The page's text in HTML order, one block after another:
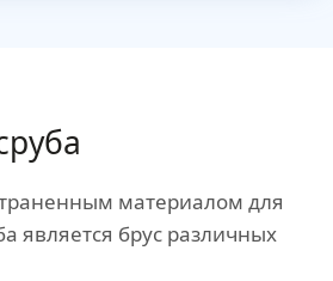
материалом для
является брус различных